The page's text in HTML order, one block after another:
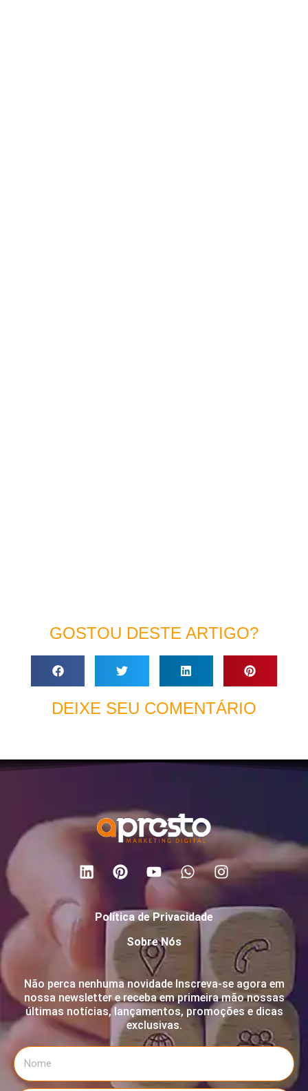
GOSTOU DESTE ARTIGO?
DEIXE SEU COMENTÁRIO
Política de Privacidade
Sobre Nós
Não perca nenhuma novidade Inscreva-se agora em
nossa newsletter e receba em primeira mão nossas
últimas notícias, lançamentos, promoções e dicas
exclusivas.